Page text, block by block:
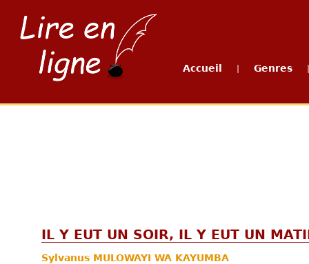
Accueil Genres
IL Y EUT UN SOIR, IL Y EUT UN
Sylvanus MULOWAYI WA KAYUMBA